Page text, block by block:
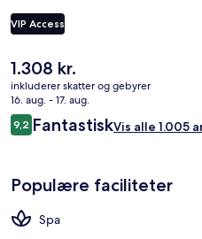
Michaelis Kirke og Hamborg
personale og beliggenhed i
gåtur væk: Stadthausbrücke S-
Rödingsmarkt U-Bahn-station
VIP Access
Den
nuværende
pris
er
1.308 kr.
1.308 kr.
inkluderer skatter og gebyrer
16. aug. - 17. aug.
Anmeldelser
9,29,2 ud af 10.
FantastiskVis alle 1.005
Populære faciliteter
Spa